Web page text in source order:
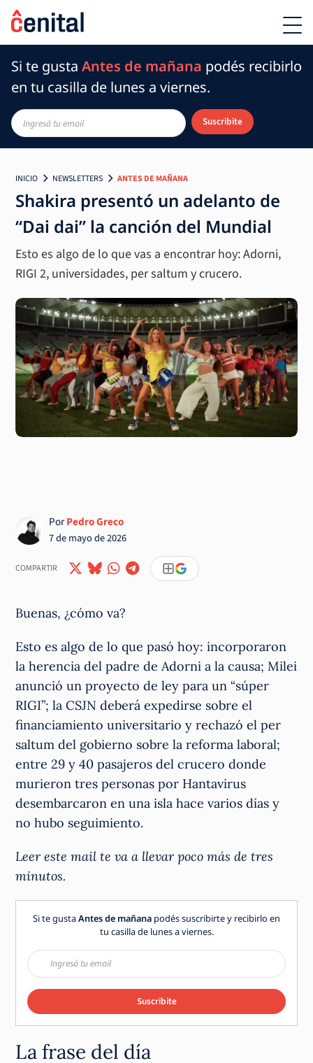
Si te gusta Antes de mañana podés recibirlo
en tu casilla de lunes a viernes.
Suscribite
INICIO NEWSLETTERS ANTES DE MAÑANA
Shakira presentó un adelanto de
“Dai dai” la canción del Mundial
Esto es algo de lo que vas a encontrar hoy: Adorni,
RIGI 2, universidades, per saltum y crucero.
PorPedro Greco
7 de mayo de 2026
COMPARTIR
Buenas, ¿cómo va?
Esto es algo de lo que pasó hoy: incorporaron
la herencia del padre de Adorni a la causa; Milei
anunció un proyecto de ley para un “súper
RIGI”; la CSJN deberá expedirse sobre el
financiamiento universitario y rechazó el per
saltum del gobierno sobre la reforma laboral;
entre 29 y 40 pasajeros del crucero donde
murieron tres personas por Hantavirus
desembarcaron en una isla hace varios días y
no hubo seguimiento.
Leer este mail te va a llevar poco más de tres
minutos.
Si te gustaAntes de mañana podés suscribirte y recibirlo en
tu casilla de lunes a viernes.
Suscribite
La frase del día